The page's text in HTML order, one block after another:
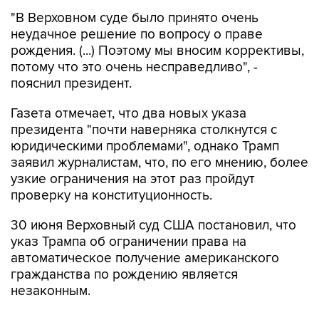
"В Верховном суде было принято очень
неудачное решение по вопросу о праве
рождения. (...) Поэтому мы вносим коррективы,
потому что это очень несправедливо", -
пояснил президент.
Газета отмечает, что два новых указа
президента "почти наверняка столкнутся с
юридическими проблемами", однако Трамп
заявил журналистам, что, по его мнению, более
узкие ограничения на этот раз пройдут
проверку на конституционность.
30 июня Верховный суд США постановил, что
указ Трампа об ограничении права на
автоматическое получение американского
гражданства по рождению является
незаконным.